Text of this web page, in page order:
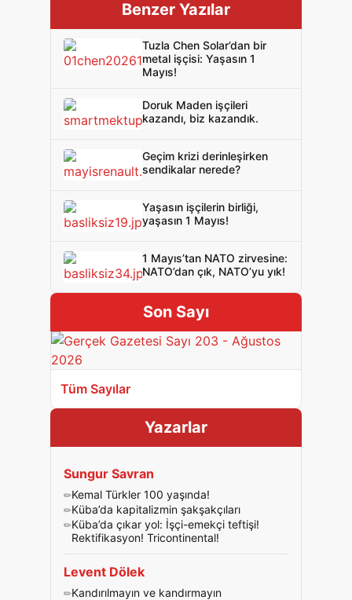
Benzer Yazılar
Tuzla Chen Solar’dan bir
metal işçisi: Yaşasın 1
Mayıs!
Doruk Maden işçileri
kazandı, biz kazandık.
Geçim krizi derinleşirken
sendikalar nerede?
Yaşasın işçilerin birliği,
yaşasın 1 Mayıs!
1 Mayıs’tan NATO zirvesine:
NATO’dan çık, NATO’yu yık!
Son Sayı
Tüm Sayılar
Yazarlar
Sungur Savran
Kemal Türkler 100 yaşında!
Küba’da kapitalizmin şakşakçıları
Küba’da çıkar yol: İşçi-emekçi teftişi!
Rektifikasyon! Tricontinental!
Levent Dölek
Kandırılmayın ve kandırmayın